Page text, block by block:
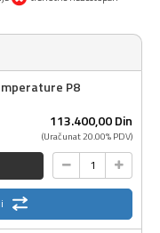
P8
113.400,00Din
(Uračunat 20.00% PDV)